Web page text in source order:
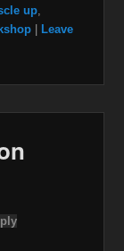
up,
Leave